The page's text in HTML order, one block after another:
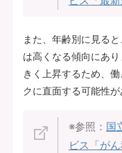
また、年齢別に見る
は高くなる傾向にあ
きく上昇するため、
クに直面する可能性が
※参照： 国
ビス「が